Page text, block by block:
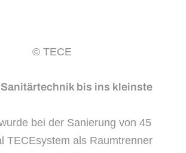
© TECE
bis ins kleinste
bei der Sanierung von 45
TECEsystem als Raumtrenner